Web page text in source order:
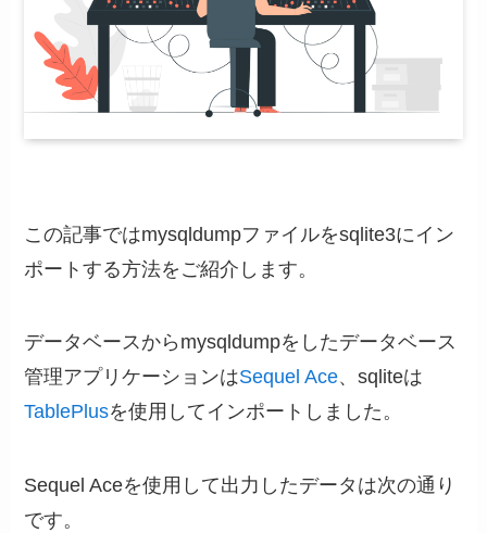
この記事ではmysqldumpファイルをsqlite3にイン
ポートする方法をご紹介します。
データベースからmysqldumpをしたデータベース
管理アプリケーションはSequel Ace、sqliteは
TablePlusを使用してインポートしました。
Sequel Aceを使用して出力したデータは次の通り
です。